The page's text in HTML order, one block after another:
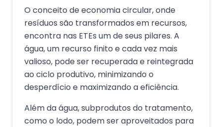
O conceito de economia circular, onde
resíduos são transformados em recursos,
encontra nas ETEs um de seus pilares. A
água, um recurso finito e cada vez mais
valioso, pode ser recuperada e reintegrada
ao ciclo produtivo, minimizando o
desperdício e maximizando a eficiência.
Além da água, subprodutos do tratamento,
como o lodo, podem ser aproveitados para